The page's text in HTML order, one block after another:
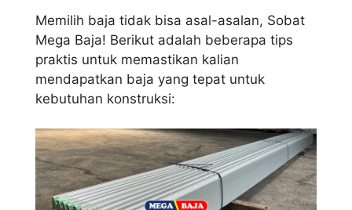
Memilih baja tidak bisa asal-asalan, Sobat
Mega Baja! Berikut adalah beberapa tips
praktis untuk memastikan kalian
mendapatkan baja yang tepat untuk
kebutuhan konstruksi: